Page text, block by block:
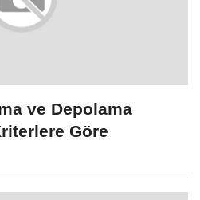
ve Depolama
Göre